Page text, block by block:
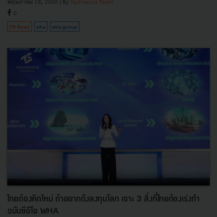
พฤษภาคม 18, 2026 | By Techsauce Team
0
PR News wha wha-group
ไทยต้องคิดใหม่ ถ้าอยากดึงลงทุนโลก เจาะ 3 สิ่งที่ไทยต้องเร่งทำ
ฉบับซีอีโอ WHA